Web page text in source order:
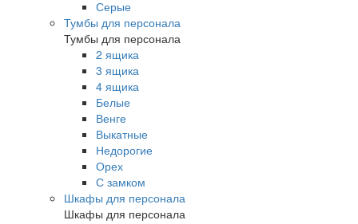
Серые
Тумбы для персонала
Тумбы для персонала
2 ящика
3 ящика
4 ящика
Белые
Венге
Выкатные
Недорогие
Орех
С замком
Шкафы для персонала
Шкафы для персонала